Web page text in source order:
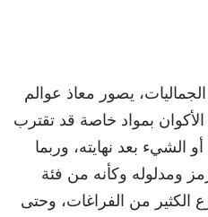
الجماليات، يصور معاذ عوالم
الأكوان بمواد خاصة قد تقترب
أو الشيء بعد نهايته، وربما
ومدلوله وكأنه من فئة
الكثير من الفراغات، وحتى